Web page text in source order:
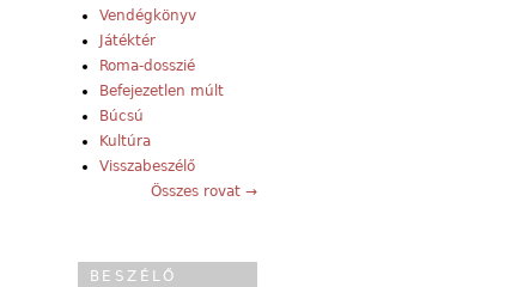
Vendégkönyv
Játéktér
Roma-dosszié
Befejezetlen múlt
Búcsú
Kultúra
Visszabeszélő
Összes rovat →
BESZÉLŐ